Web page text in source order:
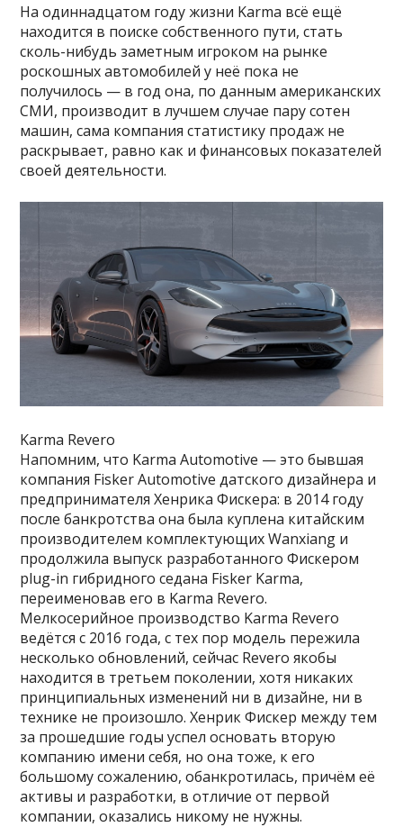
На одиннадцатом году жизни Karma всё ещё
находится в поиске собственного пути, стать
сколь-нибудь заметным игроком на рынке
роскошных автомобилей у неё пока не
получилось — в год она, по данным американских
СМИ, производит в лучшем случае пару сотен
машин, сама компания статистику продаж не
раскрывает, равно как и финансовых показателей
своей деятельности.
Karma Revero
Напомним, что Karma Automotive — это бывшая
компания Fisker Automotive датского дизайнера и
предпринимателя Хенрика Фискера: в 2014 году
после банкротства она была куплена китайским
производителем комплектующих Wanxiang и
продолжила выпуск разработанного Фискером
plug-in гибридного седана Fisker Karma,
переименовав его в Karma Revero.
Мелкосерийное производство Karma Revero
ведётся с 2016 года, с тех пор модель пережила
несколько обновлений, сейчас Revero якобы
находится в третьем поколении, хотя никаких
принципиальных изменений ни в дизайне, ни в
технике не произошло. Хенрик Фискер между тем
за прошедшие годы успел основать вторую
компанию имени себя, но она тоже, к его
большому сожалению, обанкротилась, причём её
активы и разработки, в отличие от первой
компании, оказались никому не нужны.